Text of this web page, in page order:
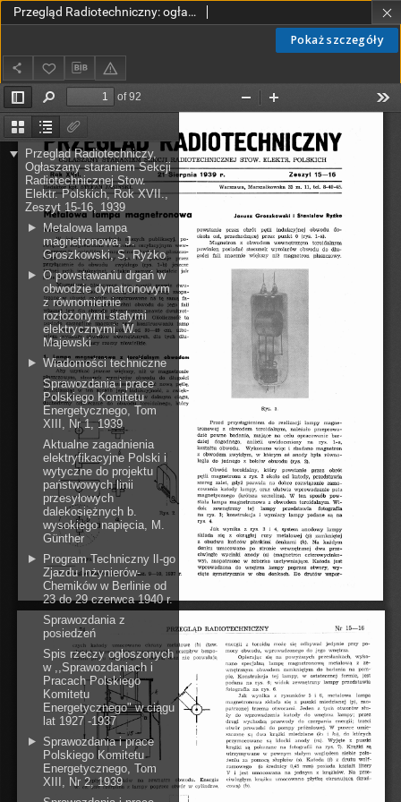
Pokaż szczegóły
Przegląd Radiotechniczny: ogłaszany staraniem Sekcji Radiotechnicznej Stow. Elektr. Polskich R. XVII z. 15-16 (1939)